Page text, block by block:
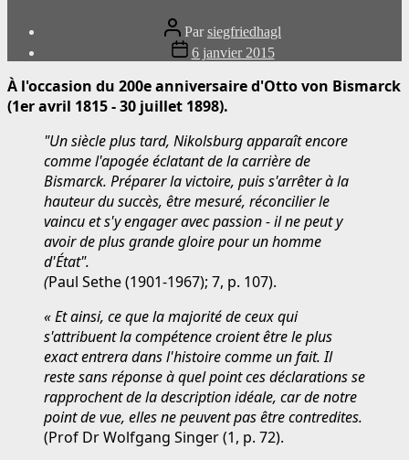
Auteur
du
message
Parsiegfriedhagl
Date
de
publication
6 janvier 2015
À l'occasion du 200e anniversaire d'Otto von Bismarck
(1er avril 1815 - 30 juillet 1898).
"Un siècle plus tard, Nikolsburg apparaît encore
comme l'apogée éclatant de la carrière de
Bismarck. Préparer la victoire, puis s'arrêter à la
hauteur du succès, être mesuré, réconcilier le
vaincu et s'y engager avec passion - il ne peut y
avoir de plus grande gloire pour un homme
d'État".
(Paul Sethe (1901-1967); 7, p. 107).
« Et ainsi, ce que la majorité de ceux qui
s'attribuent la compétence croient être le plus
exact entrera dans l'histoire comme un fait. Il
reste sans réponse à quel point ces déclarations se
rapprochent de la description idéale, car de notre
point de vue, elles ne peuvent pas être contredites.
(Prof Dr Wolfgang Singer (1, p. 72).